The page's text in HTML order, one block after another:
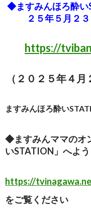
◆ますみんほろ酔い
２５年５月２
https://
（２０２５年４
ますみんほろ酔い
◆ますみんママのオ
いSTATION」へよう
https://
をご覧ください